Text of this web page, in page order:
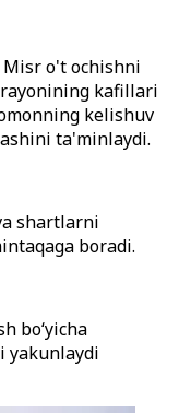
o't ochishni
kafillari
kelishuv
ta'minlaydi.
shartlarni
boradi.
boʻyicha
yakunlaydi